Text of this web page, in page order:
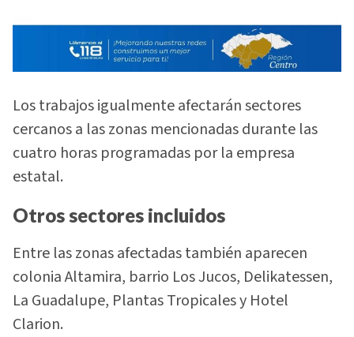
Los trabajos igualmente afectarán sectores
cercanos a las zonas mencionadas durante las
cuatro horas programadas por la empresa
estatal.
Otros sectores incluidos
Entre las zonas afectadas también aparecen
colonia Altamira, barrio Los Jucos, Delikatessen,
La Guadalupe, Plantas Tropicales y Hotel
Clarion.